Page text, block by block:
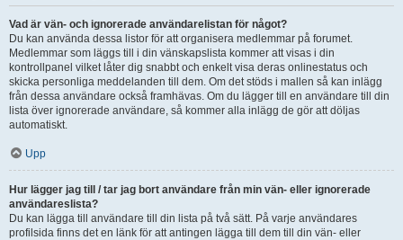
Vad är vän- och ignorerade användarelistan för något?
Du kan använda dessa listor för att organisera medlemmar på forumet.
Medlemmar som läggs till i din vänskapslista kommer att visas i din
kontrollpanel vilket låter dig snabbt och enkelt visa deras onlinestatus och
skicka personliga meddelanden till dem. Om det stöds i mallen så kan inlägg
från dessa användare också framhävas. Om du lägger till en användare till din
lista över ignorerade användare, så kommer alla inlägg de gör att döljas
automatiskt.
Upp
Hur lägger jag till / tar jag bort användare från min vän- eller ignorerade
användareslista?
Du kan lägga till användare till din lista på två sätt. På varje användares
profilsida finns det en länk för att antingen lägga till dem till din vän- eller